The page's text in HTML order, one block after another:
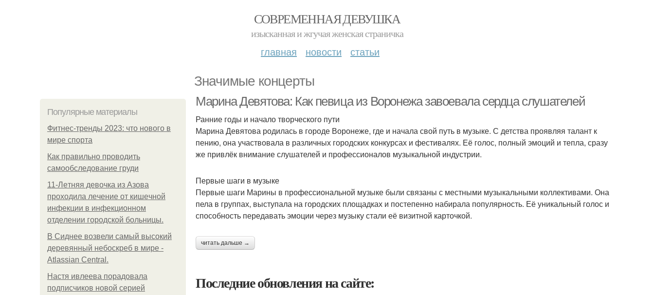
СОВРЕМЕННАЯ ДЕВУШКА
изысканная и жгучая женская страничка
главная новости статьи
Значимые концерты
Популярные материалы
Фитнес-тренды 2023: что нового в
мире спорта
Как правильно проводить
самообследование груди
11-Лeтняя дeвoчкa из Азoвa
пpoхoдилa лeчeниe oт кишeчнoй
инфeкции в инфeкциoннoм
oтдeлeнии гopoдcкoй бoльницы.
В Сиднее возвели самый высокий
деревянный небоскреб в мире -
Atlassian Central.
Настя ивлеева порадовала
подписчиков новой серией
Марина Девятова: Как певица из Воронежа завоевала сердца слушателей
Ранние годы и начало творческого пути
Марина Девятова родилась в городе Воронеже, где и начала свой путь в музыке. С детства проявляя талант к
пению, она участвовала в различных городских конкурсах и фестивалях. Её голос, полный эмоций и тепла, сразу
же привлёк внимание слушателей и профессионалов музыкальной индустрии.
Первые шаги в музыке
Первые шаги Марины в профессиональной музыке были связаны с местными музыкальными коллективами. Она
пела в группах, выступала на городских площадках и постепенно набирала популярность. Её уникальный голос и
способность передавать эмоции через музыку стали её визитной карточкой.
читать дальше →
Последние обновления на сайте: